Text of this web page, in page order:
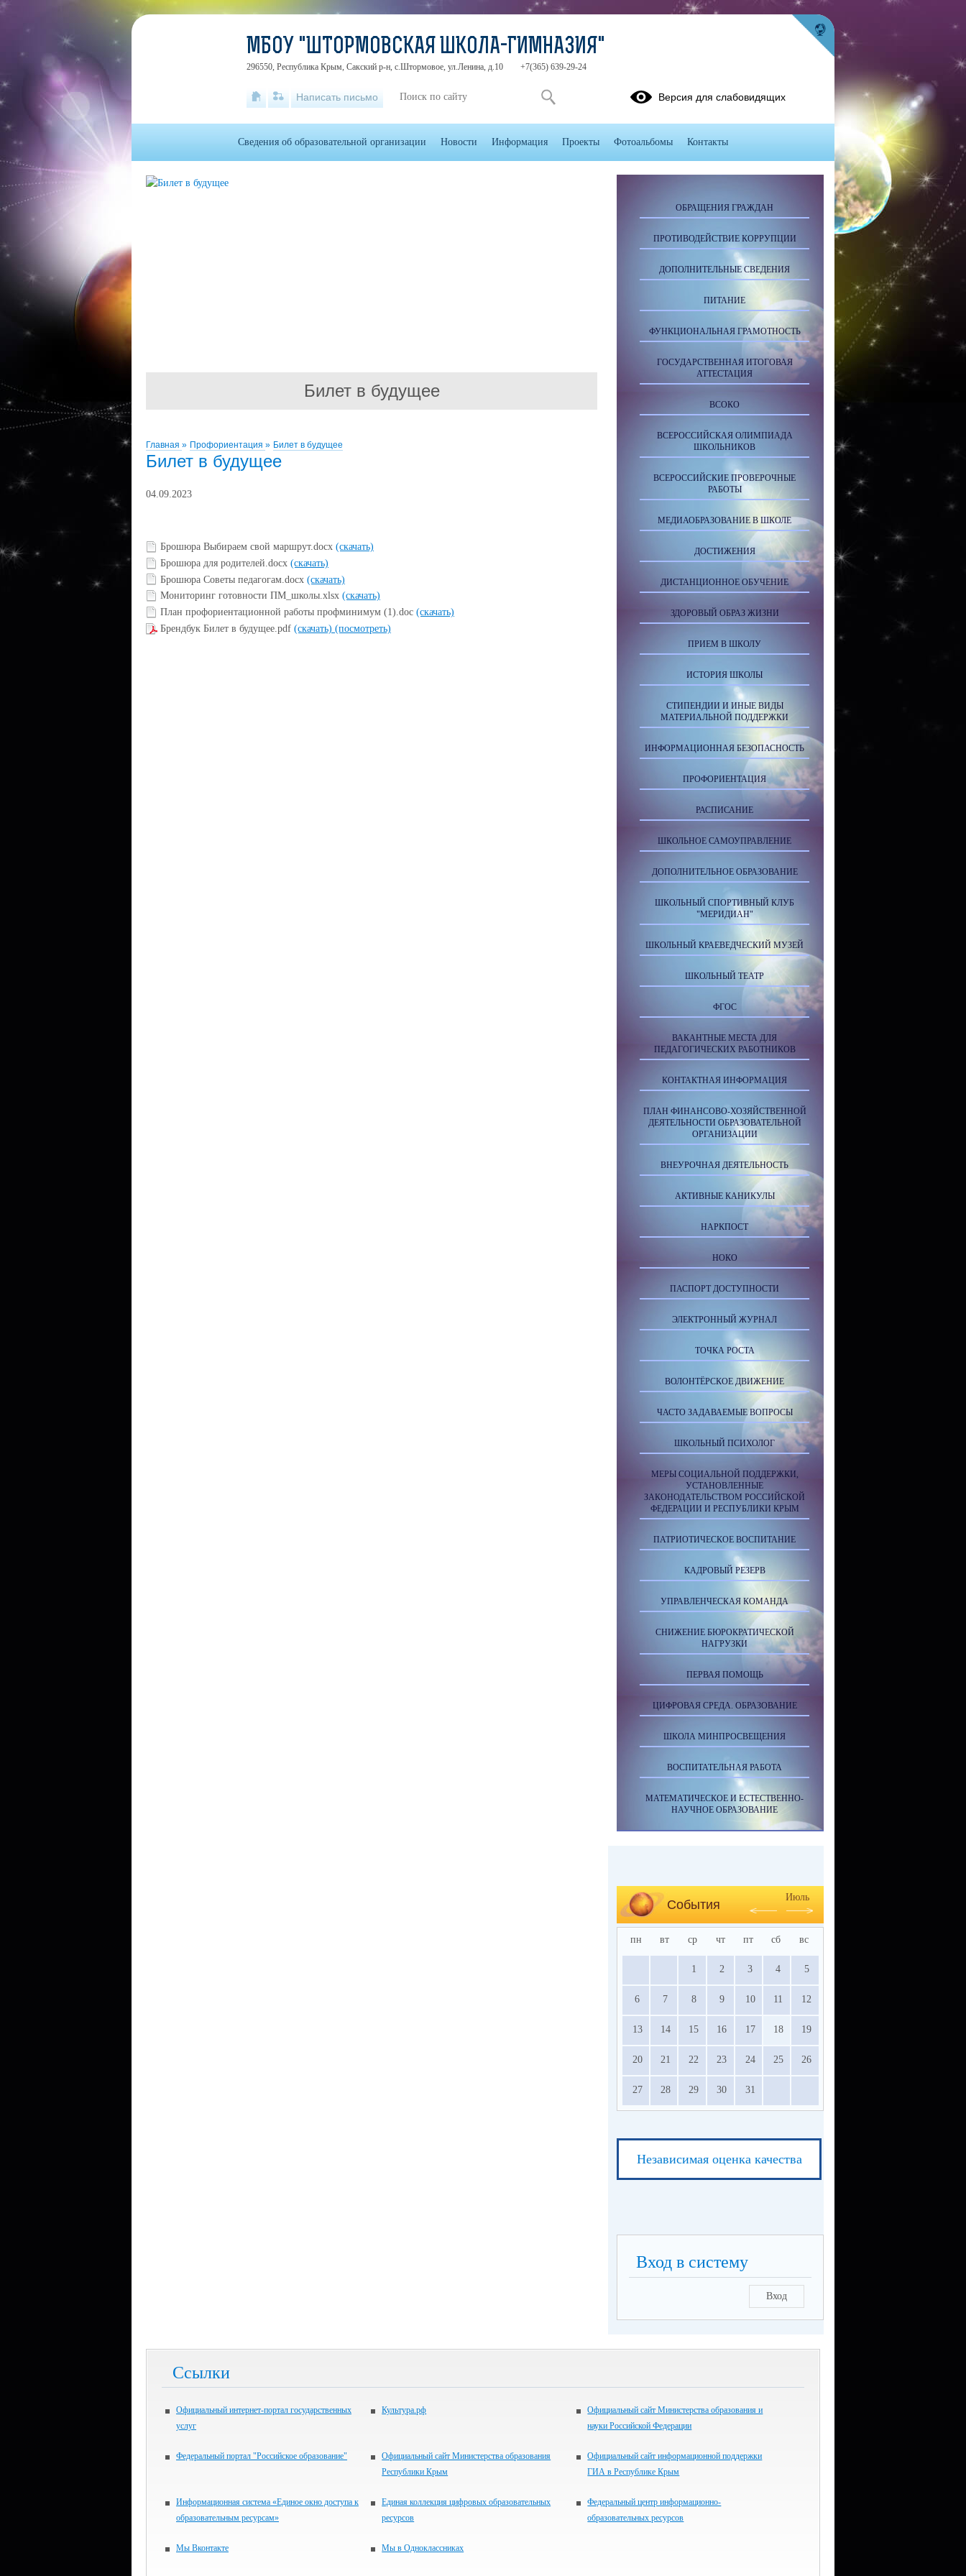
Билет в будущее
Главная » Профориентация » Билет в будущее
Билет в будущее
04.09.2023
Брошюра Выбираем свой маршрут.docx (скачать)
Брошюра для родителей.docx (скачать)
Брошюра Советы педагогам.docx (скачать)
Мониторинг готовности ПМ_школы.xlsx (скачать)
План профориентационной работы профминимум (1).doc (скачать)
Брендбук Билет в будущее.pdf (скачать) (посмотреть)
ОБРАЩЕНИЯ ГРАЖДАН
ПРОТИВОДЕЙСТВИЕ КОРРУПЦИИ
ДОПОЛНИТЕЛЬНЫЕ СВЕДЕНИЯ
ПИТАНИЕ
ФУНКЦИОНАЛЬНАЯ ГРАМОТНОСТЬ
ГОСУДАРСТВЕННАЯ ИТОГОВАЯ
АТТЕСТАЦИЯ
ВСОКО
ВСЕРОССИЙСКАЯ ОЛИМПИАДА
ШКОЛЬНИКОВ
ВСЕРОССИЙСКИЕ ПРОВЕРОЧНЫЕ
РАБОТЫ
МЕДИАОБРАЗОВАНИЕ В ШКОЛЕ
ДОСТИЖЕНИЯ
ДИСТАНЦИОННОЕ ОБУЧЕНИЕ
ЗДОРОВЫЙ ОБРАЗ ЖИЗНИ
ПРИЕМ В ШКОЛУ
ИСТОРИЯ ШКОЛЫ
СТИПЕНДИИ И ИНЫЕ ВИДЫ
МАТЕРИАЛЬНОЙ ПОДДЕРЖКИ
ИНФОРМАЦИОННАЯ БЕЗОПАСНОСТЬ
ПРОФОРИЕНТАЦИЯ
РАСПИСАНИЕ
ШКОЛЬНОЕ САМОУПРАВЛЕНИЕ
ДОПОЛНИТЕЛЬНОЕ ОБРАЗОВАНИЕ
ШКОЛЬНЫЙ СПОРТИВНЫЙ КЛУБ
"МЕРИДИАН"
ШКОЛЬНЫЙ КРАЕВЕДЧЕСКИЙ МУЗЕЙ
ШКОЛЬНЫЙ ТЕАТР
ФГОС
ВАКАНТНЫЕ МЕСТА ДЛЯ
ПЕДАГОГИЧЕСКИХ РАБОТНИКОВ
КОНТАКТНАЯ ИНФОРМАЦИЯ
ПЛАН ФИНАНСОВО-ХОЗЯЙСТВЕННОЙ
ДЕЯТЕЛЬНОСТИ ОБРАЗОВАТЕЛЬНОЙ
ОРГАНИЗАЦИИ
ВНЕУРОЧНАЯ ДЕЯТЕЛЬНОСТЬ
АКТИВНЫЕ КАНИКУЛЫ
НАРКПОСТ
НОКО
ПАСПОРТ ДОСТУПНОСТИ
ЭЛЕКТРОННЫЙ ЖУРНАЛ
ТОЧКА РОСТА
ВОЛОНТЁРСКОЕ ДВИЖЕНИЕ
ЧАСТО ЗАДАВАЕМЫЕ ВОПРОСЫ
ШКОЛЬНЫЙ ПСИХОЛОГ
МЕРЫ СОЦИАЛЬНОЙ ПОДДЕРЖКИ,
УСТАНОВЛЕННЫЕ
ЗАКОНОДАТЕЛЬСТВОМ РОССИЙСКОЙ
ФЕДЕРАЦИИ И РЕСПУБЛИКИ КРЫМ
ПАТРИОТИЧЕСКОЕ ВОСПИТАНИЕ
КАДРОВЫЙ РЕЗЕРВ
УПРАВЛЕНЧЕСКАЯ КОМАНДА
СНИЖЕНИЕ БЮРОКРАТИЧЕСКОЙ
НАГРУЗКИ
ПЕРВАЯ ПОМОЩЬ
ЦИФРОВАЯ СРЕДА. ОБРАЗОВАНИЕ
ШКОЛА МИНПРОСВЕЩЕНИЯ
ВОСПИТАТЕЛЬНАЯ РАБОТА
МАТЕМАТИЧЕСКОЕ И ЕСТЕСТВЕННО-
НАУЧНОЕ ОБРАЗОВАНИЕ
События
Июль
пн вт ср чт пт сб вс
1 2 3 4 5
6 7 8 9 10 11 12
13 14 15 16 17 18 19
20 21 22 23 24 25 26
27 28 29 30 31
Независимая оценка качества
Вход в систему
Вход
Ссылки
Официальный интернет-портал государственных
услуг
Культура.рф
Официальный сайт Министерства образования и
науки Российской Федерации
Федеральный портал "Российское образование"
Официальный сайт Министерства образования
Республики Крым
Официальный сайт информационной поддержки
ГИА в Республике Крым
Информационная система «Единое окно доступа к
образовательным ресурсам»
Единая коллекция цифровых образовательных
ресурсов
Федеральный центр информационно-
образовательных ресурсов
Мы Вконтакте Мы в Одноклассниках
МБОУ "ШТОРМОВСКАЯ ШКОЛА-ГИМНАЗИЯ"
296550, Республика Крым, Сакский р-н, с.Штормовое, ул.Ленина, д.10 +7(365) 639-29-24
Написать письмо Версия для слабовидящих
Сведения об образовательной организации Новости Информация Проекты Фотоальбомы Контакты